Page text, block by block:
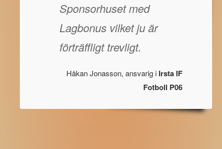
Sponsorhuset med
Lagbonus vilket ju är
förträffligt trevligt.
Håkan Jonasson, ansvarig i Irsta IF
Fotboll P06